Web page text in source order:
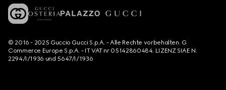
© 2016 - 2025 Guccio Gucci S.p.A. - Alle Rechte vorbehalten. G
Commerce Europe S.p.A. - IT VAT nr 05142860484. LIZENZ SIAE N.
2294/I/1936 und 5647/I/1936